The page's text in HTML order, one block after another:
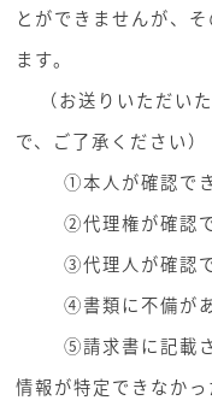
とができませんが、
ます。
（お送りいただい
で、ご了承ください）
①本人が確認でき
②代理権が確認で
③代理人が確認で
④書類に不備があ
⑤請求書に記載さ
情報が特定できなかっ